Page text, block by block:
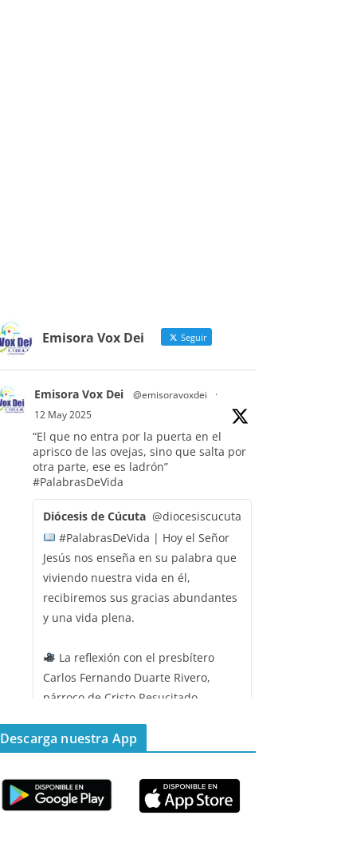
Emisora Vox Dei Seguir
Emisora Vox Dei @emisoravoxdei
·
12 May 2025
“El que no entra por la puerta en el
aprisco de las ovejas, sino que salta por
otra parte, ese es ladrón”
#PalabrasDeVida
Diócesis de Cúcuta @diocesiscucuta
#PalabrasDeVida | Hoy el Señor
Jesús nos enseña en su palabra que
viviendo nuestra vida en él,
recibiremos sus gracias abundantes
y una vida plena.
La reflexión con el presbítero
Carlos Fernando Duarte Rivero,
párroco de Cristo Resucitado.
Emisora Vox Dei @emisoravoxdei ·
11 May 2025
Descarga nuestra App